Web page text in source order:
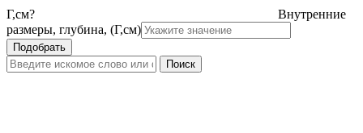
Г,см?
Внутренние
размеры, глубина, (Г,см)